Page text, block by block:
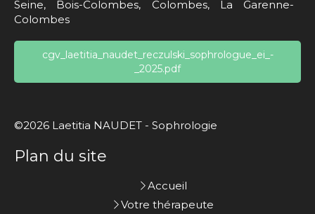
Seine, Bois-Colombes, Colombes, La Garenne-
Colombes
cgv_laetitia_naudet_reczulski_sophrologue_ei_-
_2025.pdf
©2026 Laetitia NAUDET - Sophrologie
Plan du site
Accueil
Votre thérapeute